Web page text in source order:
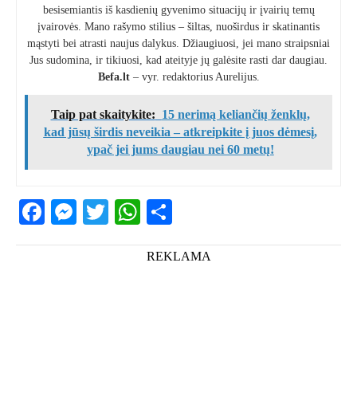
besisemiantis iš kasdienių gyvenimo situacijų ir įvairių temų
įvairovės. Mano rašymo stilius – šiltas, nuoširdus ir skatinantis
mąstyti bei atrasti naujus dalykus. Džiaugiuosi, jei mano straipsniai
Jus sudomina, ir tikiuosi, kad ateityje jų galėsite rasti dar daugiau.
Befa.lt– vyr. redaktorius Aurelijus.
Taip pat skaitykite: 15 nerimą keliančių ženklų,
kad jūsų širdis neveikia – atkreipkite į juos dėmesį,
ypač jei jums daugiau nei 60 metų!
Facebook
Messenger
TwitterWhatsApp
REKLAMA